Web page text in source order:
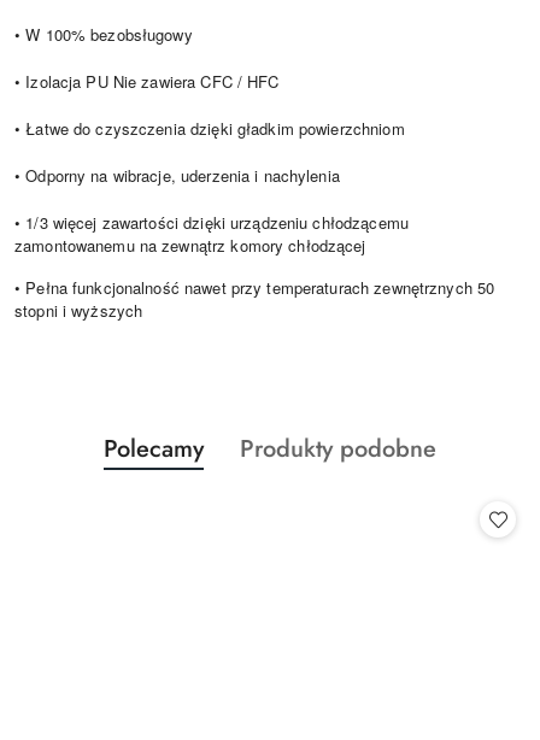
• W 100% bezobsługowy
• Izolacja PU Nie zawiera CFC / HFC
• Łatwe do czyszczenia dzięki gładkim powierzchniom
• Odporny na wibracje, uderzenia i nachylenia
• 1/3 więcej zawartości dzięki urządzeniu chłodzącemu
zamontowanemu na zewnątrz komory chłodzącej
• Pełna funkcjonalność nawet przy temperaturach zewnętrznych 50
stopni i wyższych
Pomiń karuzelę produktów
Produkty
o
Polecamy
Produkty
Produkty podobne